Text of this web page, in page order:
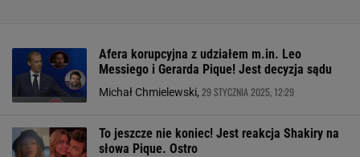
Afera korupcyjna z udziałem m.in. Leo
Messiego i Gerarda Pique! Jest decyzja sądu
Michał Chmielewski, 29 STYCZNIA 2025, 12:29
To jeszcze nie koniec! Jest reakcja Shakiry na
słowa Pique. Ostro